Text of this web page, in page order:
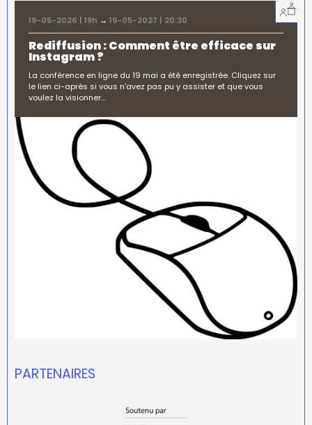
19-05-2026 | 19h → 19-05-2027 | 20:30
Rediffusion : Comment être efficace sur
Instagram ?
La conférence en ligne du 19 mai a été enregistrée. Cliquez sur
le lien ci-après si vous n'avez pas pu y assister et que vous
voulez la visionner…
PARTENAIRES